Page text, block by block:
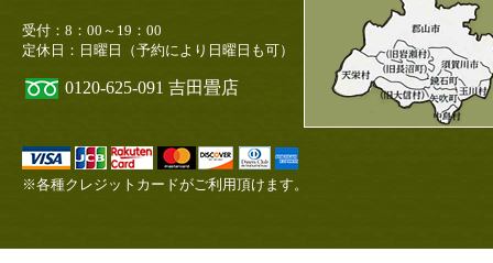
受付：8：00～19：00
定休日：日曜日（予約により日曜日も可）
0120-625-091 吉田畳店
※各種クレジットカードがご利用頂けます。